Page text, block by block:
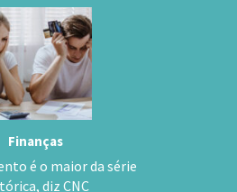
Finanças
é o maior da série
diz CNC